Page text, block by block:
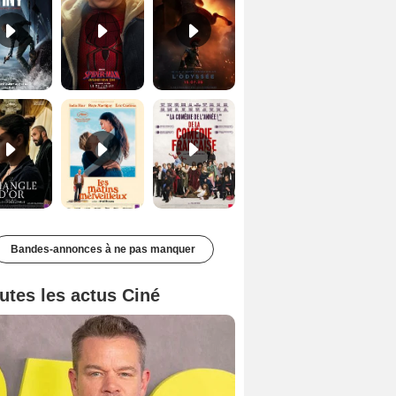
Le Triangle d'or Bande-annonce VF De la Comédie-Française Teaser VF
Bandes-annonces à ne pas manquer
les actus Ciné